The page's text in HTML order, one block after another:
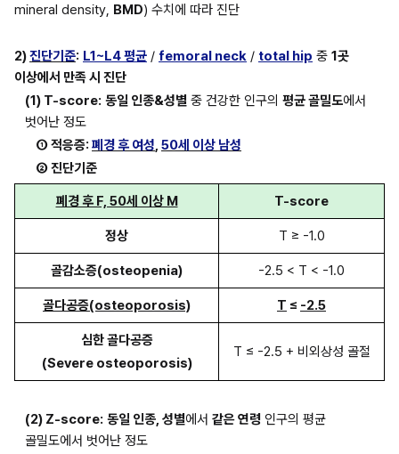
mineral density, BMD) 수치에 따라 진단
2) 진단기준: L1~L4 평균 / femoral neck / total hip 중 1곳
이상에서 만족 시 진단
(1) T-score: 동일 인종&성별 중 건강한 인구의 평균 골밀도에서
벗어난 정도
① 적응증: 폐경 후 여성 50세 이상 남성
② 진단기준
폐경 후 F, 50세 이상 M T-score
정상 T ≥ -1.0
골감소증(osteopenia) -2.5 < T < -1.0
골다공증(osteoporosis) T ≤ -2.5
심한 골다공증
(Severe osteoporosis)
T ≤ -2.5 + 비외상성 골절
(2) Z-score: 동일 인종, 성별에서 같은 연령 인구의 평균
골밀도에서 벗어난 정도